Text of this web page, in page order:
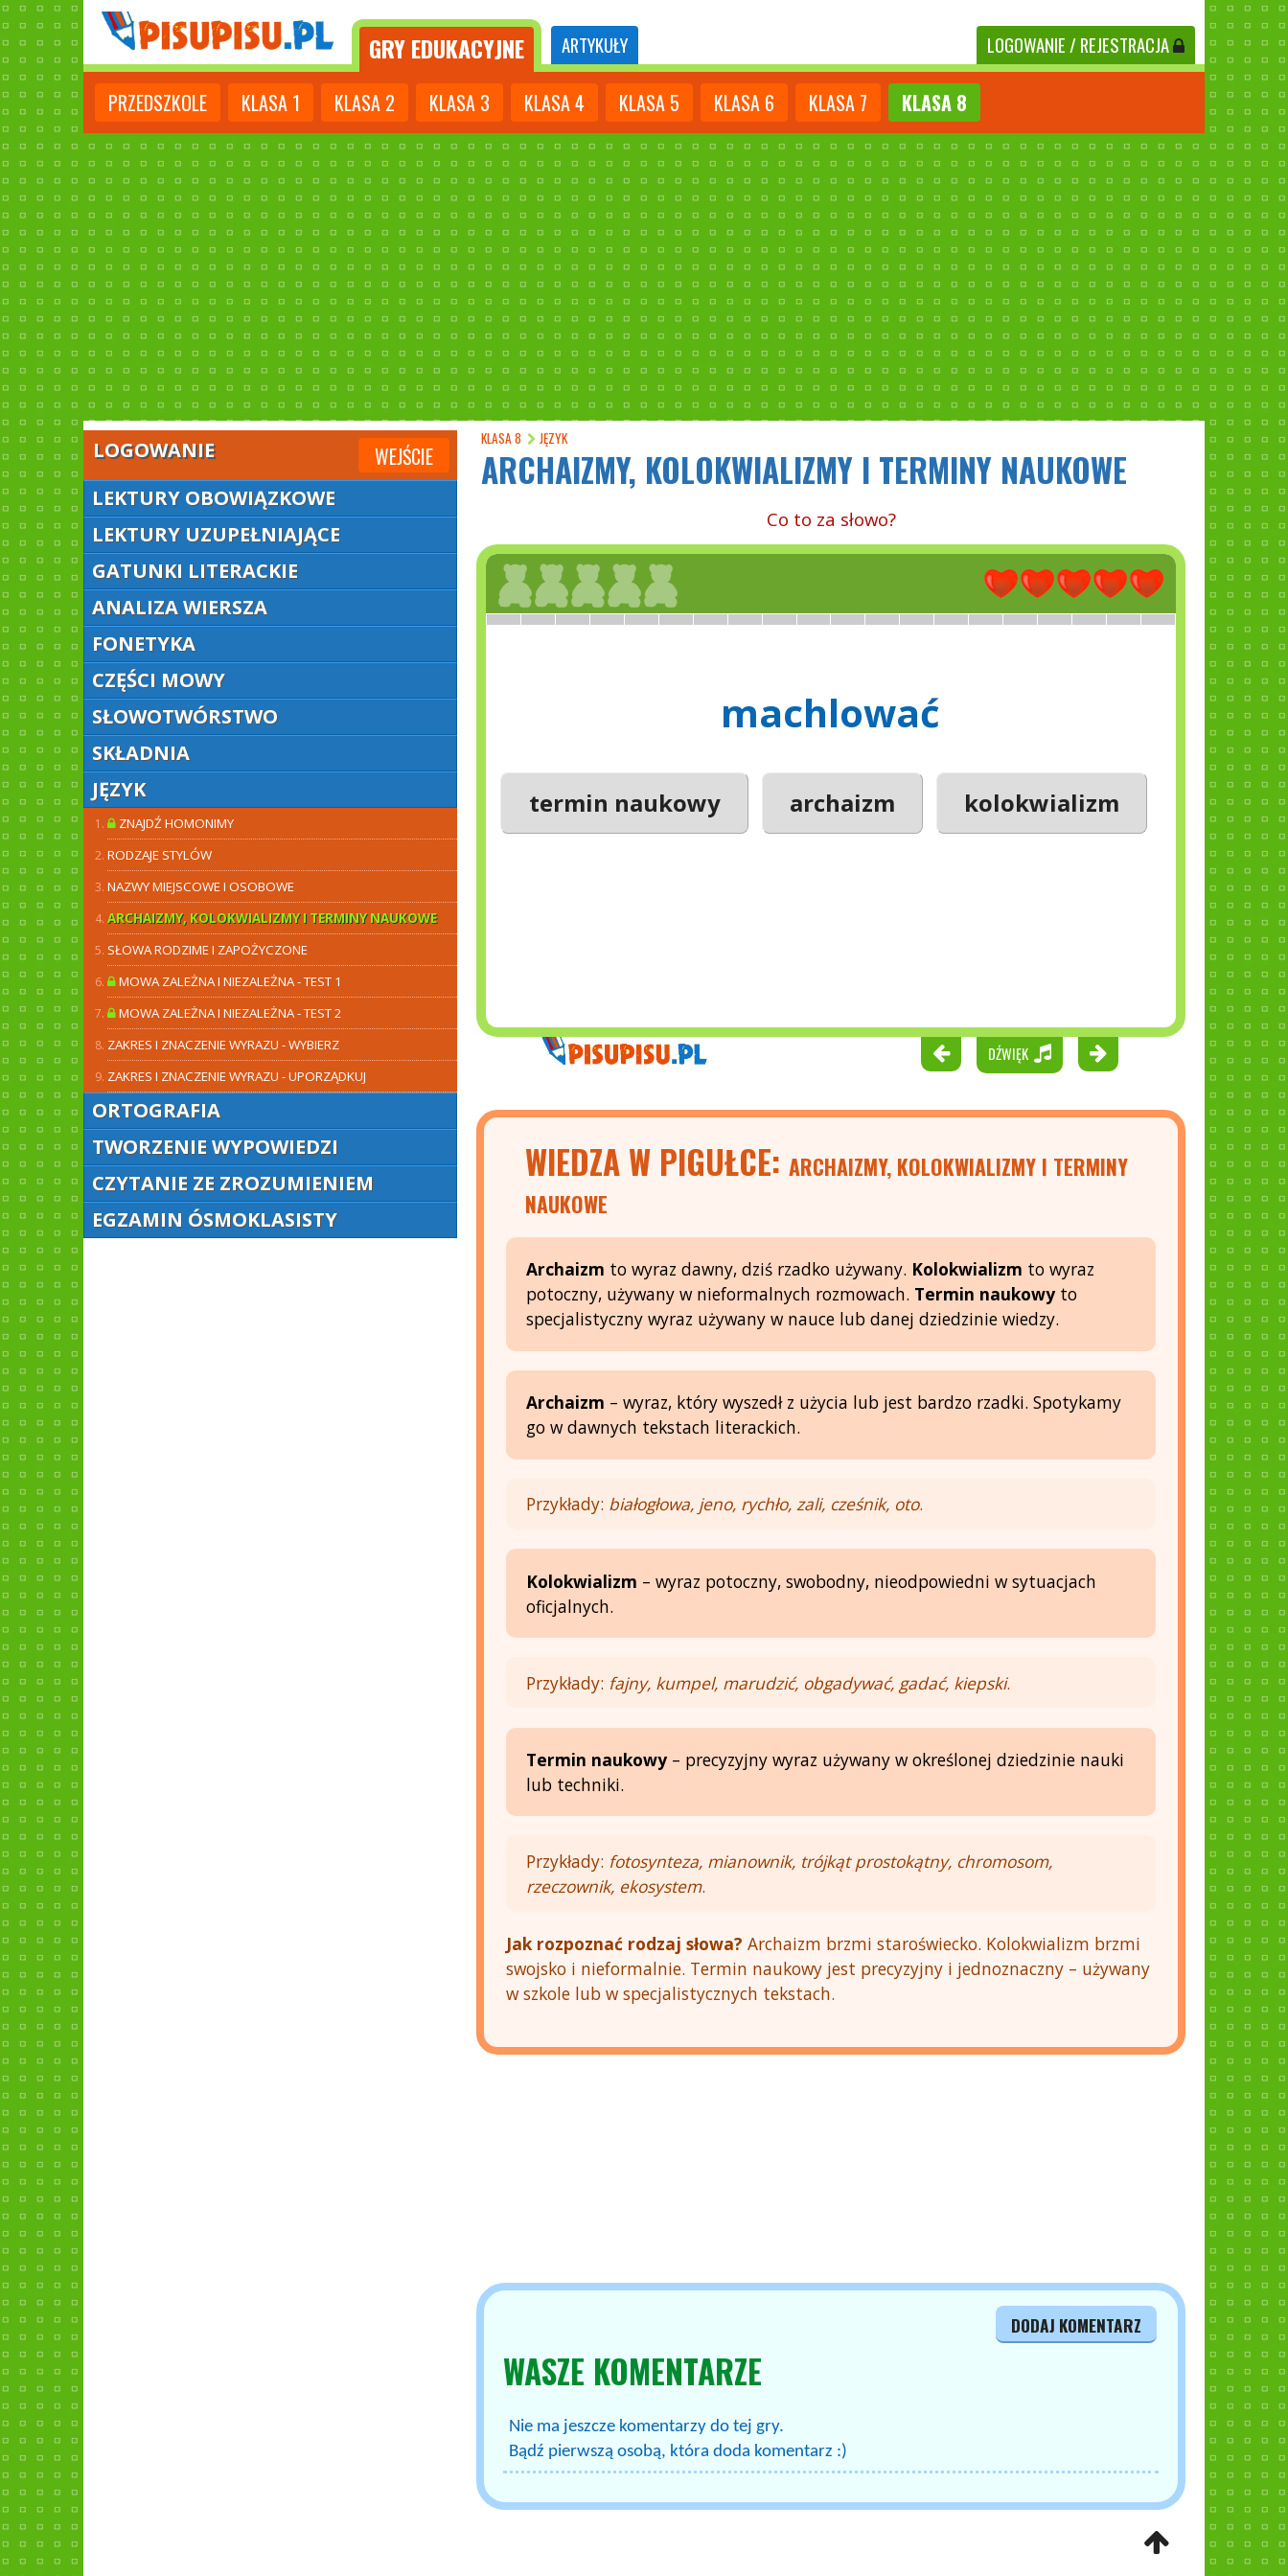
GRYEDUKACYJNE ARTYKUŁY LOGOWANIE / REJESTRACJA
PRZEDSZKOLE KLASA 1 KLASA 2 KLASA 3 KLASA4 KLASA 5 KLASA 6 KLASA 7 KLASA 8
KLASA 8 JĘZYK
ARCHAIZMY, KOLOKWIALIZMY I TERMINY NAUKOWE
Co to za słowo?
machlować
termin naukowy archaizm kolokwializm
DŹWIĘK
WIEDZA W PIGUŁCE:ARCHAIZMY, KOLOKWIALIZMY I TERMINY
NAUKOWE
Archaizm to wyraz dawny, dziś rzadko używany. Kolokwializm to wyraz
potoczny, używany w nieformalnych rozmowach. Termin naukowyto
specjalistyczny wyraz używany w nauce lub danej dziedzinie wiedzy.
Archaizm – wyraz, który wyszedł z użycia lub jest bardzo rzadki. Spotykamy
go w dawnych tekstach literackich.
Przykłady: białogłowa, jeno, rychło, zali, cześnik, oto.
Kolokwializm – wyraz potoczny, swobodny, nieodpowiedni w sytuacjach
oficjalnych.
Przykłady: fajny, kumpel, marudzić, obgadywać, gadać, kiepski.
Termin naukowy– precyzyjny wyraz używany w określonej dziedzinie nauki
lub techniki.
Przykłady: fotosynteza, mianownik, trójkąt prostokątny, chromosom,
rzeczownik, ekosystem.
Jak rozpoznać rodzaj słowa? Archaizm brzmi staroświecko. Kolokwializm brzmi
swojsko i nieformalnie. Termin naukowy jest precyzyjny i jednoznaczny – używany
w szkole lub w specjalistycznych tekstach.
DODAJ KOMENTARZ
WASZE KOMENTARZE
Nie ma jeszcze komentarzy do tej gry.
Bądź pierwszą osobą, która doda komentarz :)
LOGOWANIE WEJŚCIE
LEKTURY OBOWIĄZKOWE
LEKTURY UZUPEŁNIAJĄCE
GATUNKI LITERACKIE
ANALIZA WIERSZA
FONETYKA
CZĘŚCI MOWY
SŁOWOTWÓRSTWO
SKŁADNIA
JĘZYK
ZNAJDŹ HOMONIMY
RODZAJE STYLÓW
NAZWY MIEJSCOWE I OSOBOWE
ARCHAIZMY, KOLOKWIALIZMY I TERMINY NAUKOWE
SŁOWA RODZIME I ZAPOŻYCZONE
MOWA ZALEŻNA I NIEZALEŻNA - TEST 1
MOWA ZALEŻNA I NIEZALEŻNA - TEST 2
ZAKRES I ZNACZENIE WYRAZU - WYBIERZ
ZAKRES I ZNACZENIE WYRAZU - UPORZĄDKUJ
ORTOGRAFIA
TWORZENIE WYPOWIEDZI
CZYTANIE ZE ZROZUMIENIEM
EGZAMIN ÓSMOKLASISTY